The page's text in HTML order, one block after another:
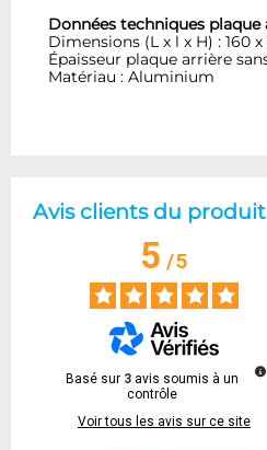
Données techniques plaque
Dimensions (L x l x H) : 160
Épaisseur plaque arrière
Matériau : Aluminium
Avis clients du produit
5/5
Basé sur 3 avis soumis à un
contrôle
Voir tous les avis sur ce site